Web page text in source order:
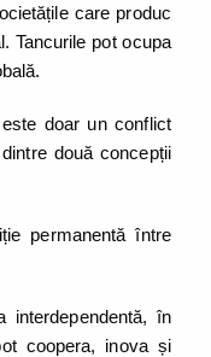
care produc
Tancurile pot ocupa
doar un conflict
două concepții
permanentă între
interdependentă, în
coopera, inova și